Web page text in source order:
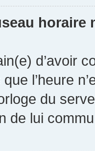
horaire
d’avoir
que l’heure
du
de lui